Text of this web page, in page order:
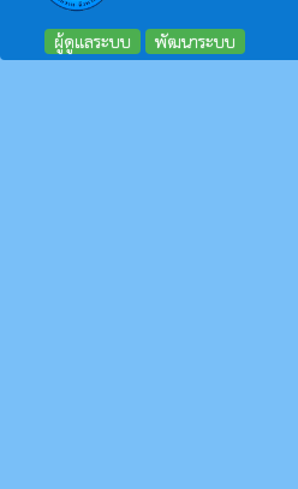
ผู้ดูแลระบบ พัฒนาระบบ